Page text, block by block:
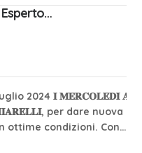
Esperto…
2024 𝐈 𝐌𝐄𝐑𝐂𝐎𝐋𝐄𝐃𝐈̀ 𝐀
per dare nuova
ottime condizioni. Con…